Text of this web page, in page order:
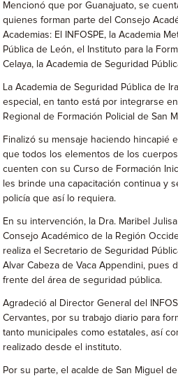
Mencionó que por Guanajuato, se
quienes forman parte del Consejo
Academias: El INFOSPE, la Academia
Pública de León, el Instituto para la
Celaya, la Academia de Seguridad
La Academia de Seguridad Pública de
especial, en tanto está por integrarse
Regional de Formación Policial de San
Finalizó su mensaje haciendo hincapié
que todos los elementos de los
cuenten con su Curso de Formación
les brinde una capacitación continua y
policía que así lo requiera.
En su intervención, la Dra. Maribel
Consejo Académico de la Región
realiza el Secretario de Seguridad
Alvar Cabeza de Vaca Appendini, pues
frente del área de seguridad pública.
Agradeció al Director General del
Cervantes, por su trabajo diario para
tanto municipales como estatales, así
realizado desde el instituto.
Por su parte, el acalde de San Miguel